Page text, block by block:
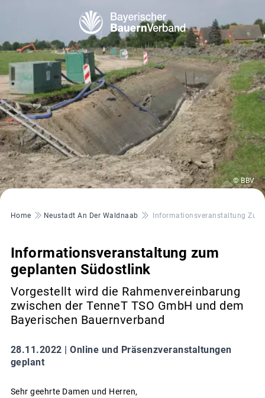
© BBV
Pfadnavigation
Home Neustadt An Der Waldnaab Informationsveranstaltung
Informationsveranstaltung zum
geplanten Südostlink
Vorgestellt wird die Rahmenvereinbarung
zwischen der TenneT TSO GmbH und dem
Bayerischen Bauernverband
28.11.2022 | Online und Präsenzveranstaltungen
geplant
Sehr geehrte Damen und Herren,